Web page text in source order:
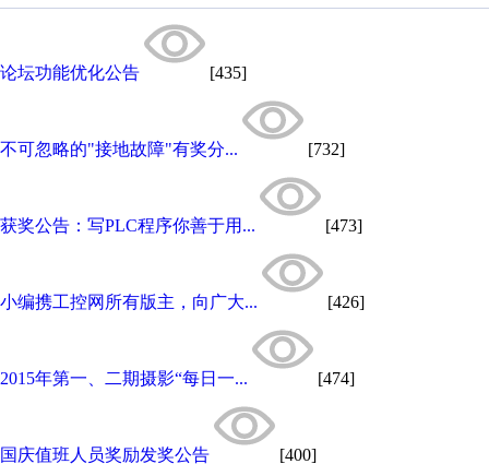
论坛功能优化公告 [435]
不可忽略的"接地故障"有奖分... [732]
获奖公告：写PLC程序你善于用... [473]
小编携工控网所有版主，向广大... [426]
2015年第一、二期摄影“每日一... [474]
国庆值班人员奖励发奖公告 [400]